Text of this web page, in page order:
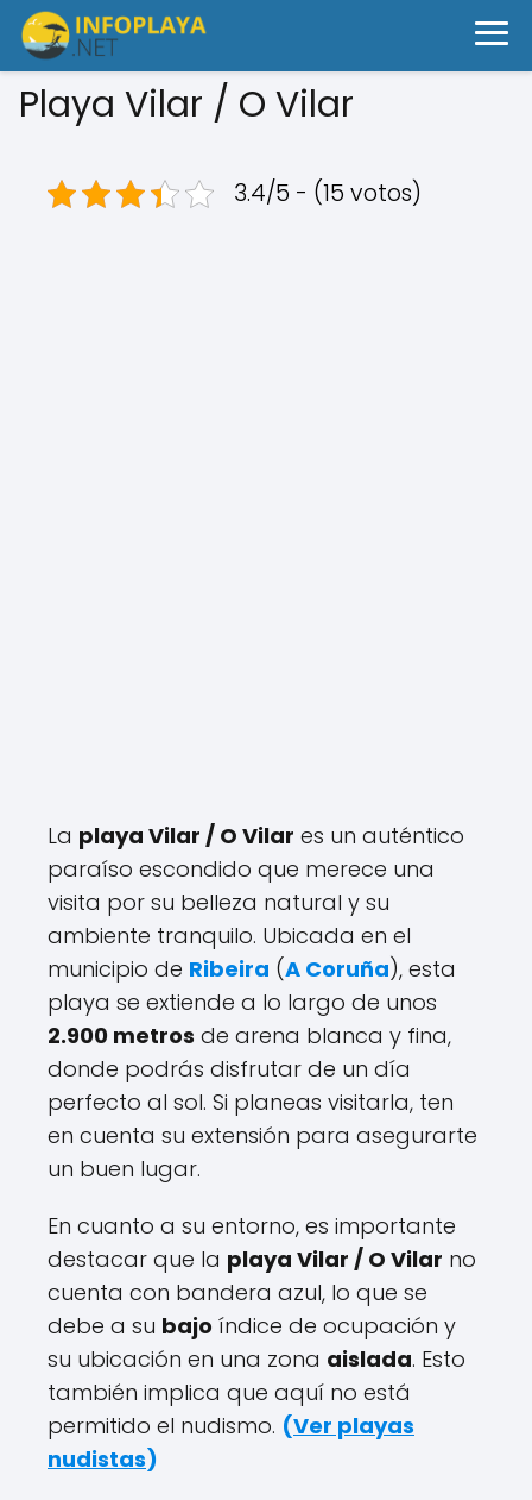
Playa Vilar / O Vilar
3.4/5 - (15 votos)
La playa Vilar / O Vilar es un auténtico
paraíso escondido que merece una
visita por su belleza natural y su
ambiente tranquilo. Ubicada en el
municipio de Ribeira (A Coruña), esta
playa se extiende a lo largo de unos
2.900 metros de arena blanca y fina,
donde podrás disfrutar de un día
perfecto al sol. Si planeas visitarla, ten
en cuenta su extensión para asegurarte
un buen lugar.
En cuanto a su entorno, es importante
destacar que la playa Vilar / O Vilar no
cuenta con bandera azul, lo que se
debe a su bajo índice de ocupación y
su ubicación en una zona aislada. Esto
también implica que aquí no está
permitido el nudismo. (Ver playas
nudistas)